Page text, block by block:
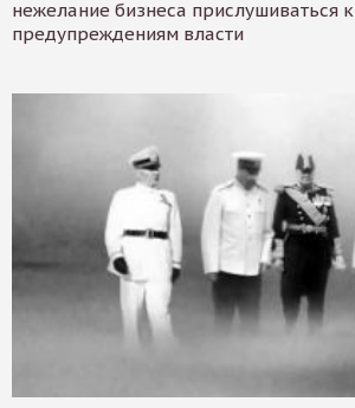
нежелание бизнеса прислушиваться к
предупреждениям власти